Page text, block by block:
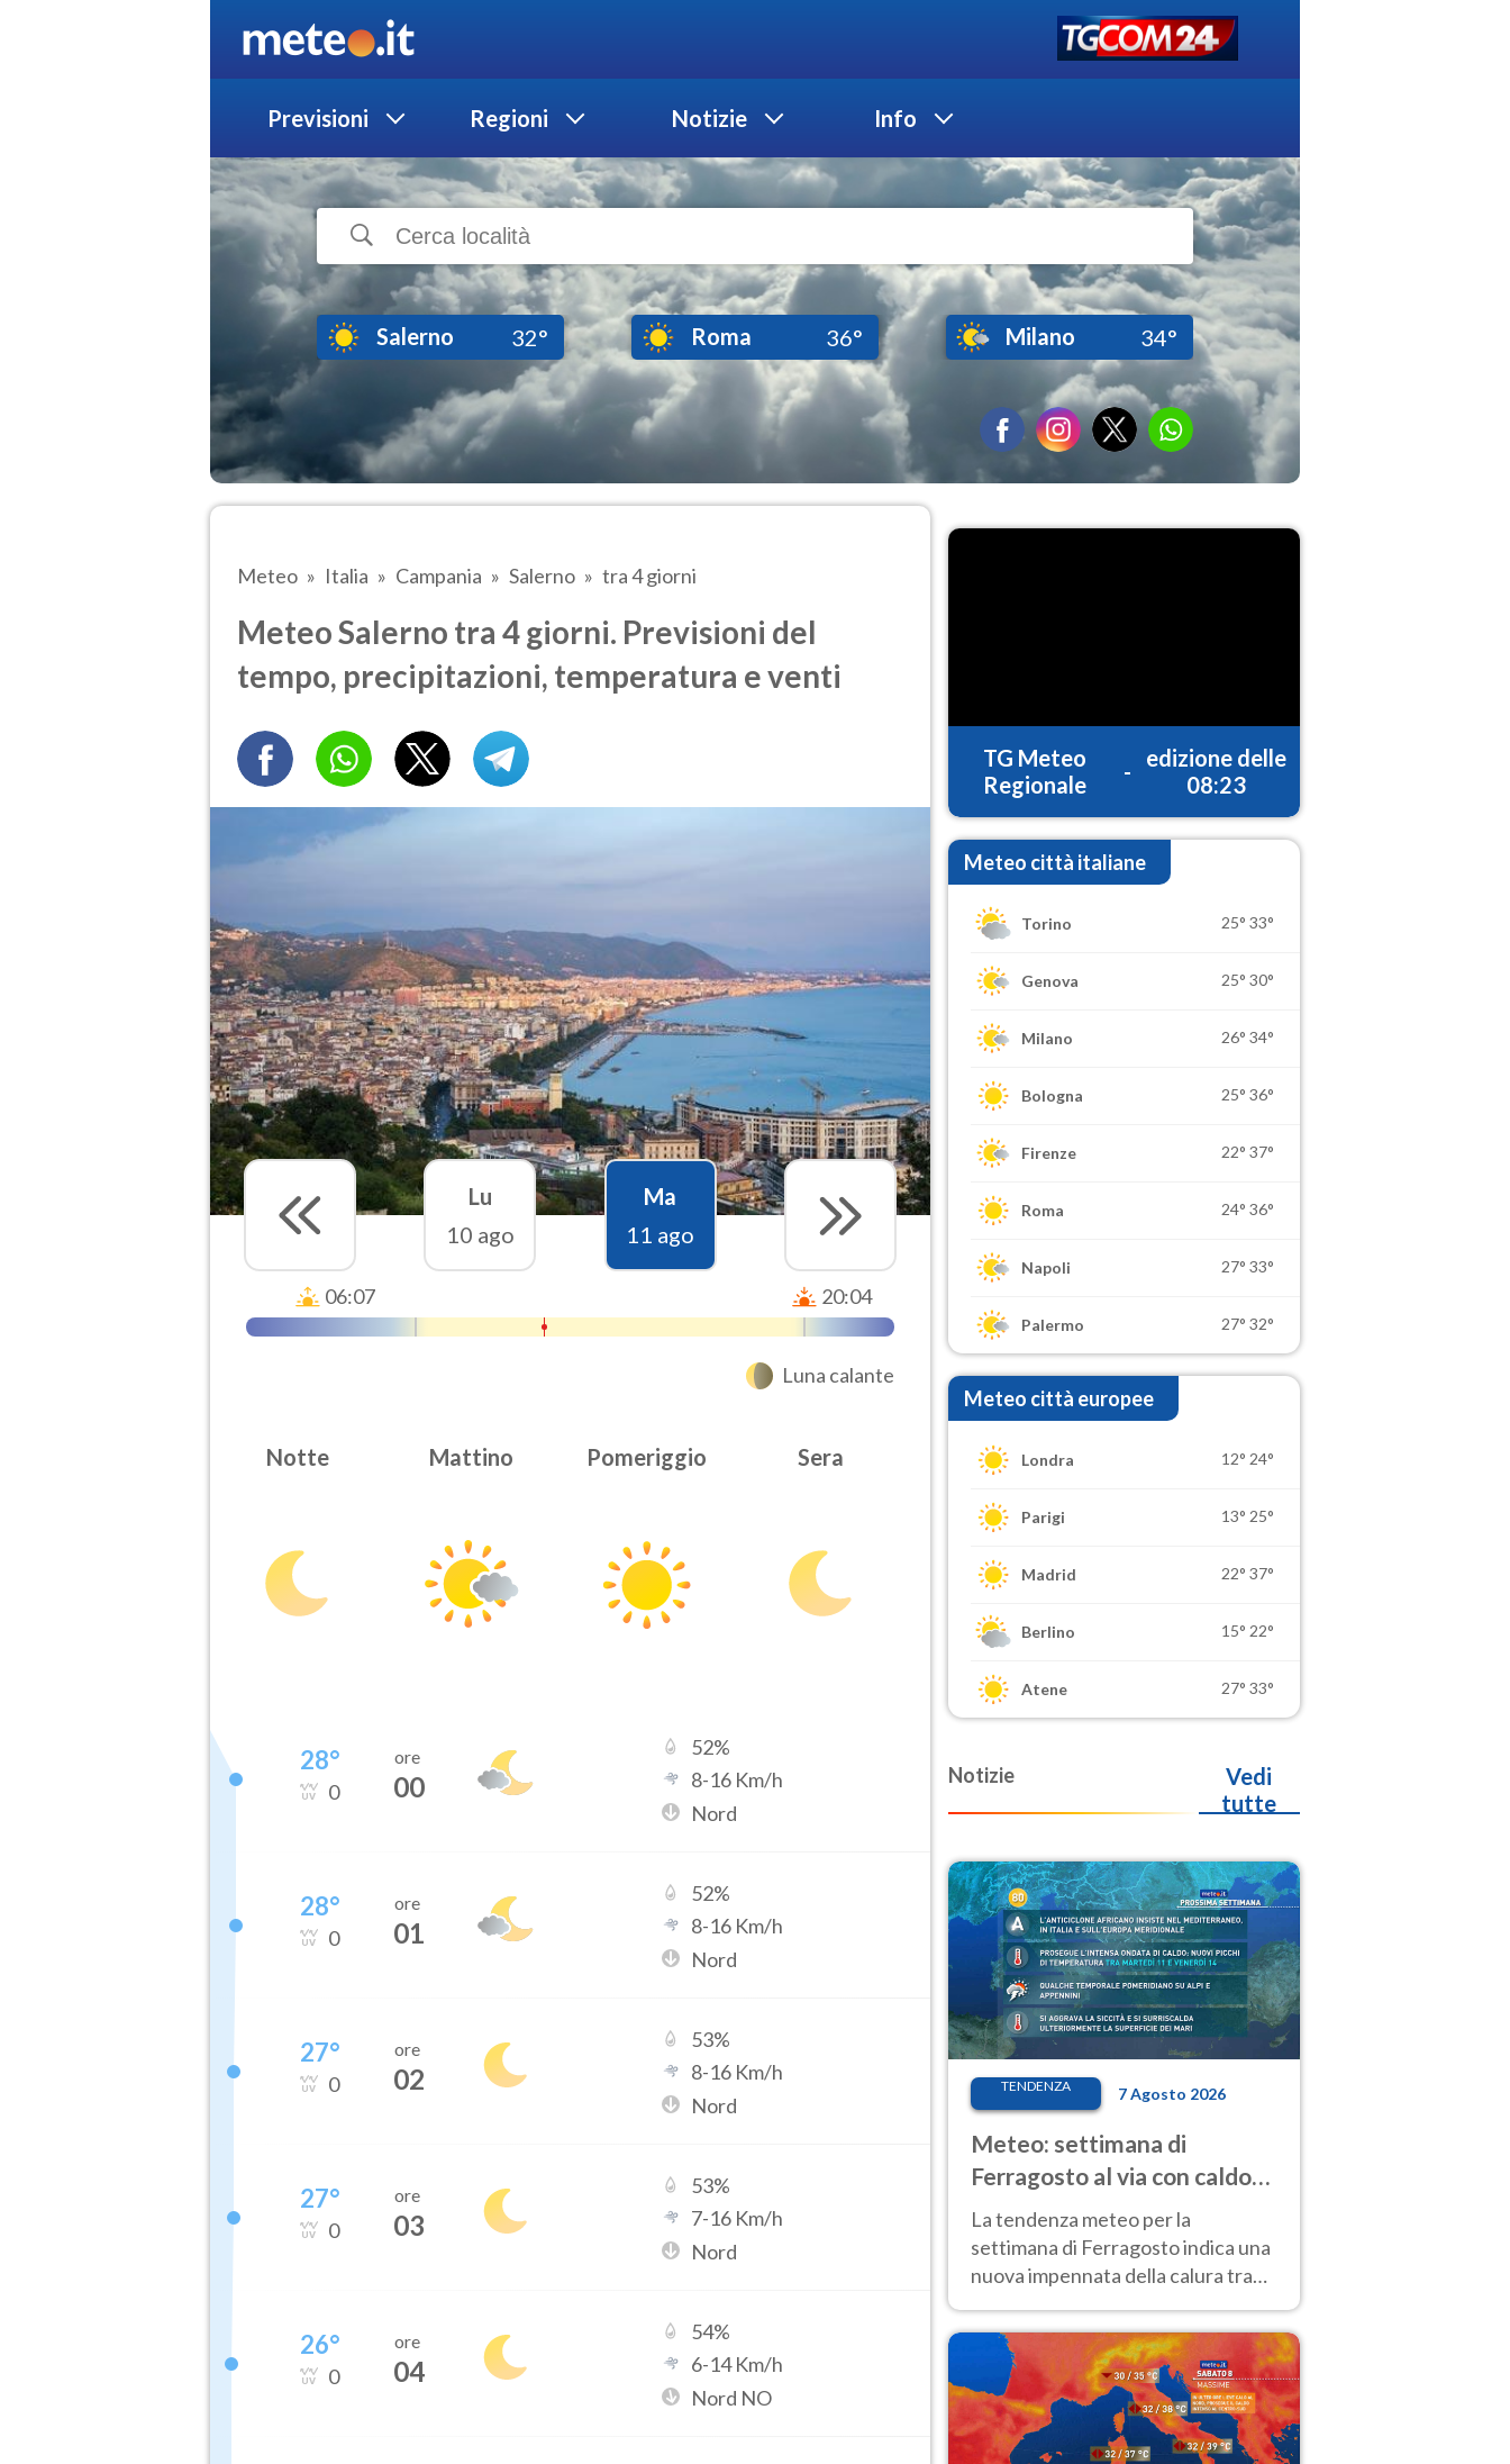
Previsioni Regioni Notizie Info
Salerno 32° Roma 36° Milano 34°
Meteo Italia Campania Salerno tra 4 giorni
Meteo Salerno tra 4 giorni. Previsioni del
tempo, precipitazioni, temperatura e venti
Lu
10 ago
Ma
11 ago
06:07 20:04
Luna calante
Notte Mattino Pomeriggio Sera
28°
0
ore
00
52%
8-16 Km/h
Nord
28°
0
ore
01
52%
8-16 Km/h
Nord
27°
0
ore
02
53%
8-16 Km/h
Nord
27°
0
ore
03
53%
7-16 Km/h
Nord
26°
0
ore
04
54%
6-14Km/h
Nord NO
TG Meteo
Regionale
-
edizione delle
08:23
Meteo città italiane
Torino 25° 33°
Genova 25° 30°
Milano 26° 34°
Bologna 25° 36°
Firenze 22° 37°
Roma 24° 36°
Napoli 27° 33°
Palermo 27° 32°
Meteo città europee
Londra 12° 24°
Parigi 13° 25°
Madrid 22° 37°
Berlino 15° 22°
Atene 27° 33°
Notizie
Vedi
tutte
TENDENZA 7 Agosto 2026
Meteo: settimana di
Ferragosto al via con caldo
intenso e qualche temporale
La tendenza meteo per la
settimana di Ferragosto indica una
nuova impennata della calura tra
anche al Nord.